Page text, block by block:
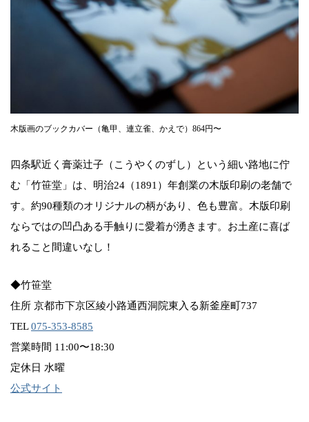
木版画のブックカバー（亀甲、連立雀、かえで）864円〜
四条駅近く膏薬辻子（こうやくのずし）という細い路地に佇
む「竹笹堂」は、明治24（1891）年創業の木版印刷の老舗で
す。約90種類のオリジナルの柄があり、色も豊富。木版印刷
ならではの凹凸ある手触りに愛着が湧きます。お土産に喜ば
れること間違いなし！
◆竹笹堂
住所 京都市下京区綾小路通西洞院東入る新釜座町737
TEL075-353-8585
営業時間 11:00〜18:30
定休日 水曜
公式サイト